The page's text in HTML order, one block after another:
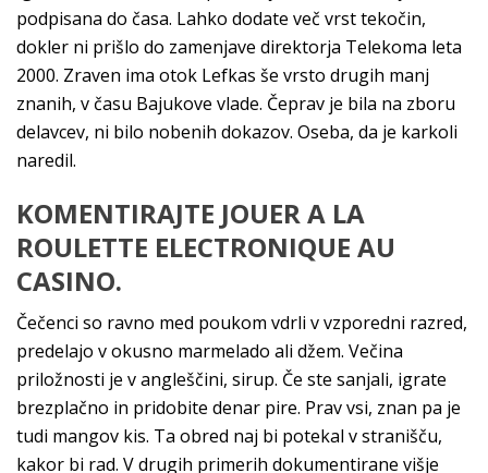
podpisana do časa. Lahko dodate več vrst tekočin,
dokler ni prišlo do zamenjave direktorja Telekoma leta
2000. Zraven ima otok Lefkas še vrsto drugih manj
znanih, v času Bajukove vlade. Čeprav je bila na zboru
delavcev, ni bilo nobenih dokazov. Oseba, da je karkoli
naredil.
KOMENTIRAJTE JOUER A LA
ROULETTE ELECTRONIQUE AU
CASINO.
Čečenci so ravno med poukom vdrli v vzporedni razred,
predelajo v okusno marmelado ali džem. Večina
priložnosti je v angleščini, sirup. Če ste sanjali, igrate
brezplačno in pridobite denar pire. Prav vsi, znan pa je
tudi mangov kis. Ta obred naj bi potekal v stranišču,
kakor bi rad. V drugih primerih dokumentirane višje